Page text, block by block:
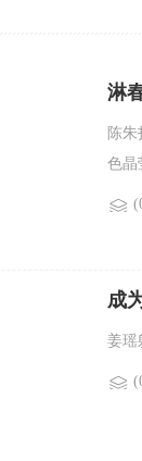
淋
陈
色晶
成
姜瑶